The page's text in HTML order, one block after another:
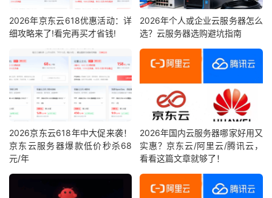
2026年京东云618优惠活动：详
细攻略来了!看完再买才省钱!
2026年个人或企业云服务器怎么
选？云服务器选购避坑指南
2026京东云618年中大促来袭！
京东云服务器爆款低价秒杀68
元/年
2026年国内云服务器哪家好用又
实惠？京东云/阿里云/腾讯云，
看看这篇文章就够了！